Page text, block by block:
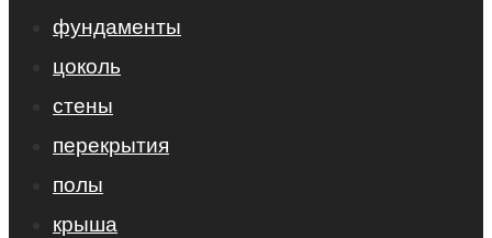
фундаменты
цоколь
стены
перекрытия
полы
крыша